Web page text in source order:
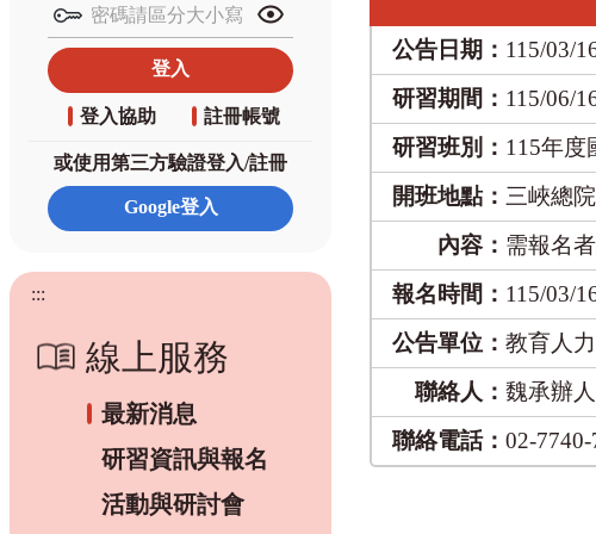
登入協助 註冊帳號
或使用第三方驗證登入/註冊
:::
線上服務
最新消息
研習資訊與報名
活動與研討會
公告日期： 115/03/
研習期間： 115/06/
研習班別： 115年度
開班地點： 三峽總
內容： 需報名
報名時間： 115/03/
公告單位： 教育人
聯絡人： 魏承辦人
聯絡電話： 02-7740-